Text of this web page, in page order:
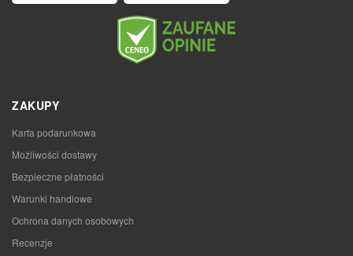
ZAKUPY
Karta podarunkowa
Możliwości dostawy
Bezpieczne płatności
Warunki handlowe
Ochrona danych osobowych
Recenzje